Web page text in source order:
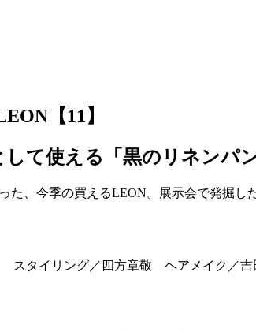
【11】
して使える「黒のリネンパ
た、今季の買えるLEON。展示会で発掘
スタイリング／四方章敬 ヘアメイク／